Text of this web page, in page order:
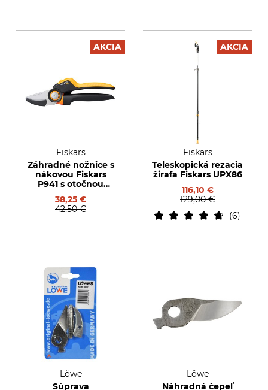
AKCIA
Fiskars
Záhradné nožnice s
nákovou Fiskars
P941 s otočnou
38,25 €
42,50 €
AKCIA
Fiskars
Teleskopická rezacia
žirafa Fiskars UPX86
116,10 €
129,00 €
6
Löwe
Súprava
Löwe
Náhradná čepeľ